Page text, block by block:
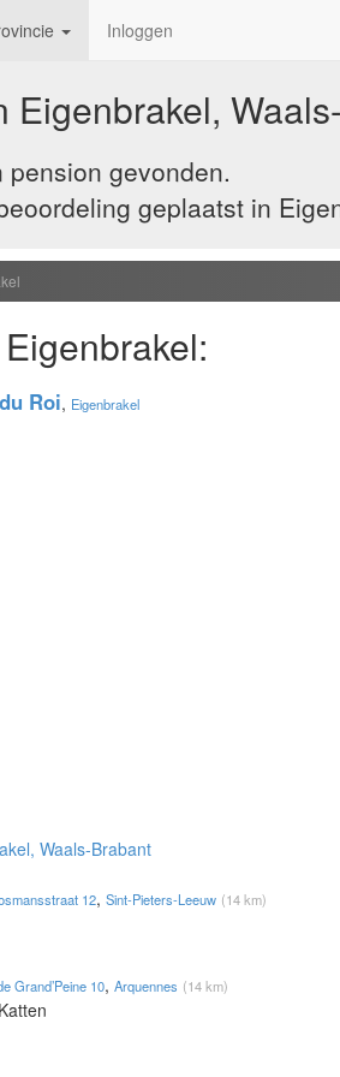
Inloggen
Eigenbrakel,
gevonden.
geplaatst in
Roi, Eigenbrakel
Waals-Brabant
12, Sint-Pieters-Leeuw (14 km)
Grand’Peine 10, Arquennes (14 km)